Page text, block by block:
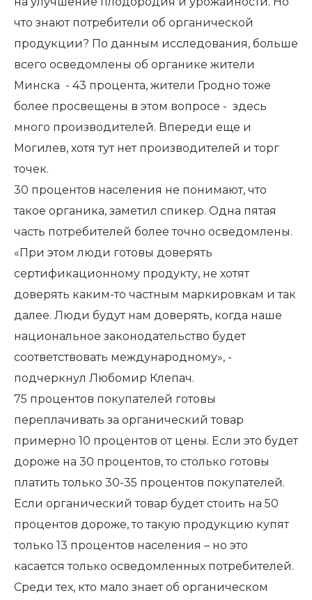
что знают потребители об органической
продукции? По данным исследования, больше
всего осведомлены об органике жители
Минска - 43 процента, жители Гродно тоже
более просвещены в этом вопросе - здесь
много производителей. Впереди еще и
Могилев, хотя тут нет производителей и торг
точек.
30 процентов населения не понимают, что
такое органика, заметил спикер. Одна пятая
часть потребителей более точно осведомлены.
«При этом люди готовы доверять
сертификационному продукту, не хотят
доверять каким-то частным маркировкам и так
далее. Люди будут нам доверять, когда наше
национальное законодательство будет
соответствовать международному», -
подчеркнул Любомир Клепач.
75 процентов покупателей готовы
переплачивать за органический товар
примерно 10 процентов от цены. Если это будет
дороже на 30 процентов, то столько готовы
платить только 30-35 процентов покупателей.
Если органический товар будет стоить на 50
процентов дороже, то такую продукцию купят
только 13 процентов населения – но это
касается только осведомленных потребителей.
Среди тех, кто мало знает об органическом